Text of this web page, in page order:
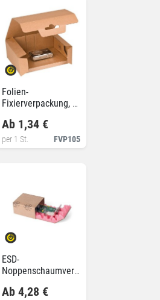
Folien-
Fixierverpackung, 1-
FVP105
Ab 1,34 €
per 1 St.
ESD-
Noppenschaumverpackung,
leitfähig
Ab 4,28 €